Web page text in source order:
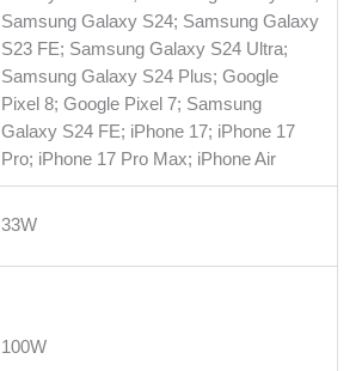
Samsung Galaxy S24; Samsung Galaxy
S23 FE; Samsung Galaxy S24 Ultra;
Samsung Galaxy S24 Plus; Google
Pixel 8; Google Pixel 7; Samsung
Galaxy S24 FE; iPhone 17; iPhone 17
Pro; iPhone 17 Pro Max; iPhone Air
33W
100W